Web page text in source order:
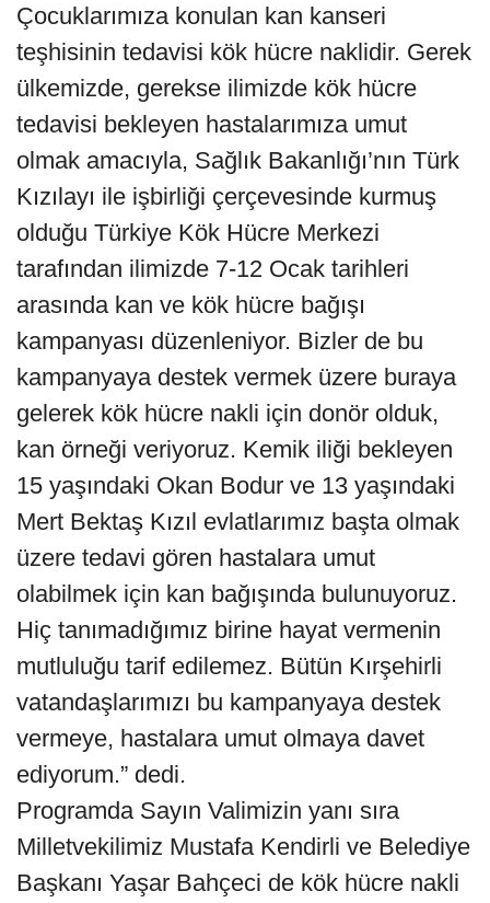
Çocuklarımıza konulan kan kanseri
teşhisinin tedavisi kök hücre naklidir. Gerek
ülkemizde, gerekse ilimizde kök hücre
tedavisi bekleyen hastalarımıza umut
olmak amacıyla, Sağlık Bakanlığı’nın Türk
Kızılayı ile işbirliği çerçevesinde kurmuş
olduğu Türkiye Kök Hücre Merkezi
tarafından ilimizde 7-12 Ocak tarihleri
arasında kan ve kök hücre bağışı
kampanyası düzenleniyor. Bizler de bu
kampanyaya destek vermek üzere buraya
gelerek kök hücre nakli için donör olduk,
kan örneği veriyoruz. Kemik iliği bekleyen
15 yaşındaki Okan Bodur ve 13 yaşındaki
Mert Bektaş Kızıl evlatlarımız başta olmak
üzere tedavi gören hastalara umut
olabilmek için kan bağışında bulunuyoruz.
Hiç tanımadığımız birine hayat vermenin
mutluluğu tarif edilemez. Bütün Kırşehirli
vatandaşlarımızı bu kampanyaya destek
vermeye, hastalara umut olmaya davet
ediyorum.” dedi.
Programda Sayın Valimizin yanı sıra
Milletvekilimiz Mustafa Kendirli ve Belediye
Başkanı Yaşar Bahçeci de kök hücre nakli